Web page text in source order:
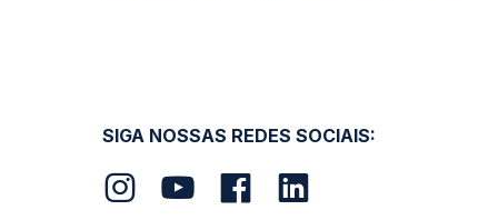
SIGA NOSSAS REDES SOCIAIS: